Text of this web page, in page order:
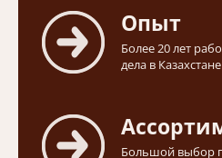
Опыт
Более 20 лет
дела в Казахстане
Большой выбор